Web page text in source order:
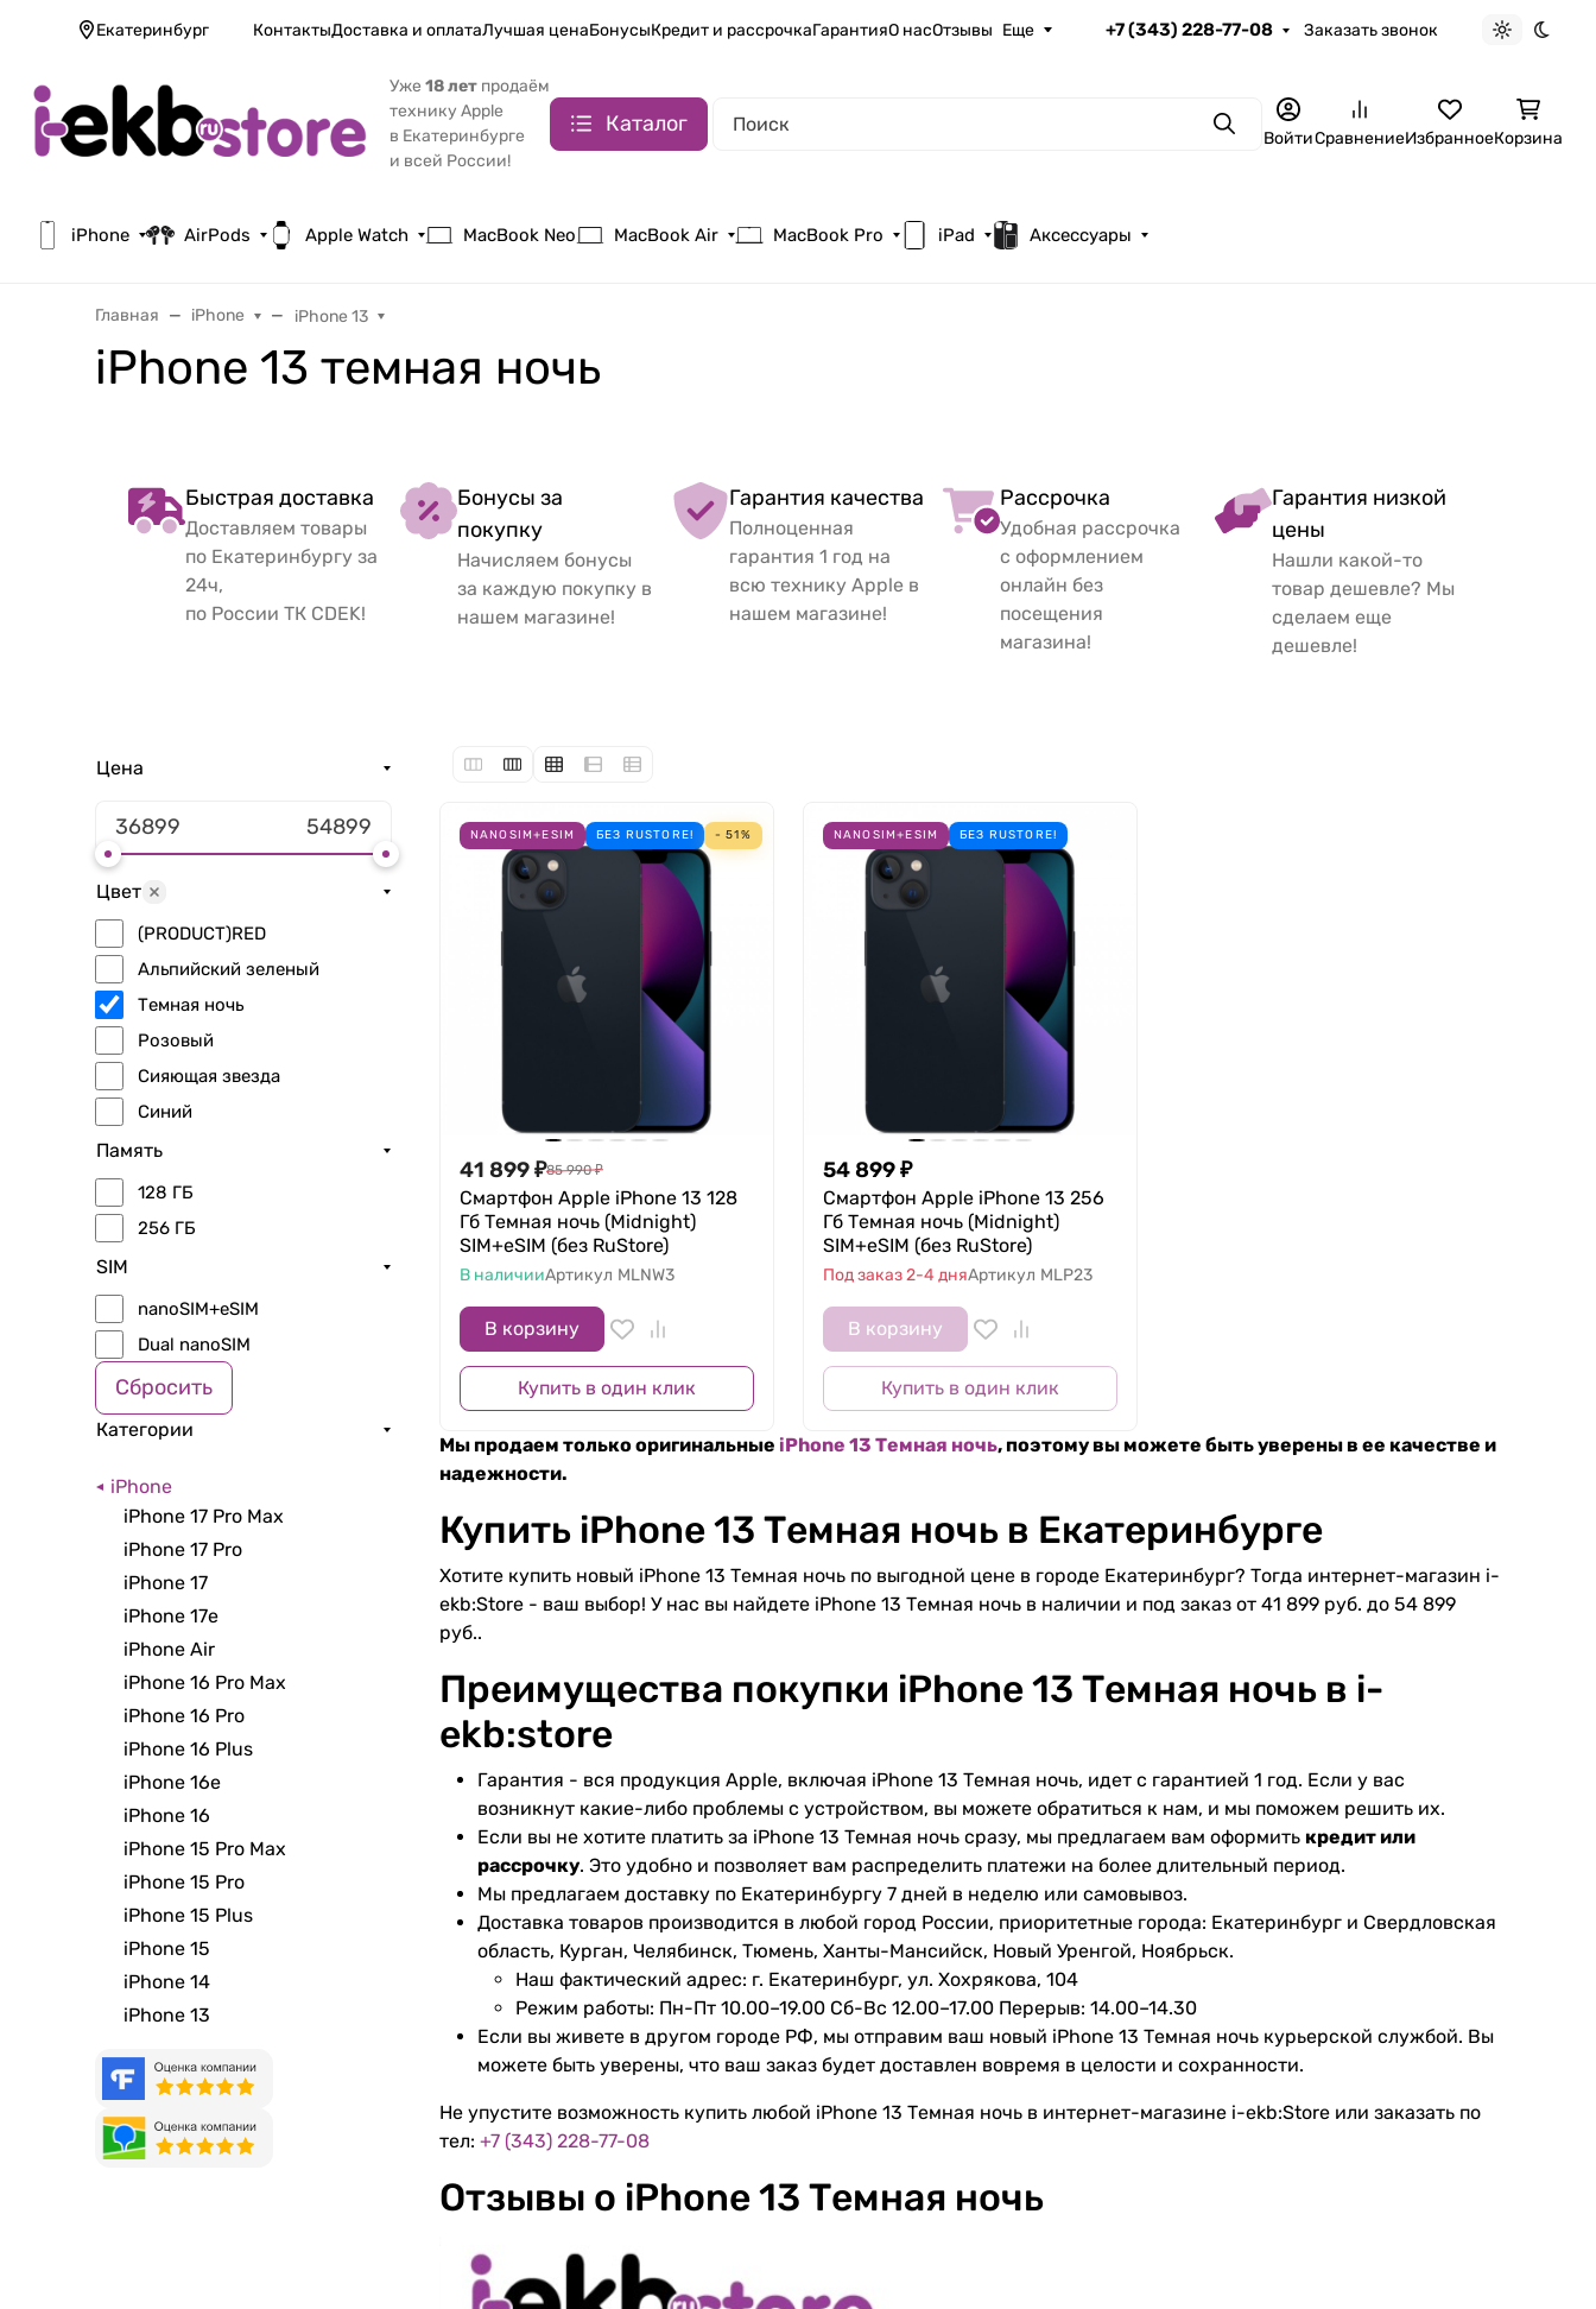
Екатеринбург КонтактыДоставка и оплатаЛучшая ценаБонусыКредит и рассрочкаГарантияО насОтзывы Еще +7 (343) 228-77-08 Заказать звонок
Светлая
Уже 18 лет продаём
технику Apple
в Екатеринбурге
и всей России!
Каталог ПоискВойтиСравнениеИзбранноеКорзина
iPhone AirPods Apple Watch MacBook Neo MacBook Air MacBook Pro iPad Аксессуары
Главная iPhone iPhone 13
iPhone 13 темная ночь
Быстрая доставка
Доставляем товары
по Екатеринбургу за
24ч,
по России ТК CDEK!
Бонусы за
покупку
Начисляем бонусы
за каждую покупку в
нашем магазине!
Гарантия качества
Полноценная
гарантия 1 год на
всю технику Apple в
нашем магазине!
Рассрочка
Удобная рассрочка
с оформлением
онлайн без
посещения
магазина!
Гарантия низкой
цены
Нашли какой-то
товар дешевле? Мы
сделаем еще
дешевле!
Цена
Цвет
(PRODUCT)RED
Альпийский зеленый
Темная ночь
Розовый
Сияющая звезда
Синий
Память
128 ГБ
256 ГБ
SIM
nanoSIM+eSIM
Dual nanoSIM
Сбросить
Категории
iPhone
iPhone 17 Pro Max
iPhone 17 Pro
iPhone 17
iPhone 17e
iPhone Air
iPhone 16 Pro Max
iPhone 16 Pro
iPhone 16 Plus
iPhone 16e
iPhone 16
iPhone 15 Pro Max
iPhone 15 Pro
iPhone 15 Plus
iPhone 15
iPhone 14
iPhone 13
NANOSIM+ESIM БЕЗ RUSTORE! - 51%
41 899₽85 990 ₽
Смартфон Apple iPhone 13 128
Гб Темная ночь (Midnight)
SIM+eSIM (без RuStore)
В наличииАртикул MLNW3
В корзину
Купить в один клик
NANOSIM+ESIM БЕЗ RUSTORE!
54 899₽
Смартфон Apple iPhone 13 256
Гб Темная ночь (Midnight)
SIM+eSIM (без RuStore)
Под заказ 2-4 дняАртикул MLP23
В корзину
Купить в один клик
Мы продаем только оригинальные iPhone 13 Темная ночь, поэтому вы можете быть уверены в ее качестве и
надежности.
Купить iPhone 13 Темная ночь в Екатеринбурге
Хотите купить новый iPhone 13 Темная ночь по выгодной цене в городе Екатеринбург? Тогда интернет-магазин i-
ekb:Store - ваш выбор! У нас вы найдете iPhone 13 Темная ночь в наличии и под заказ от 41 899 руб. до 54 899
руб..
Преимущества покупки iPhone 13 Темная ночь в i-
ekb:store
Гарантия - вся продукция Apple, включая iPhone 13 Темная ночь, идет с гарантией 1 год. Если у вас
возникнут какие-либо проблемы с устройством, вы можете обратиться к нам, и мы поможем решить их.
Если вы не хотите платить за iPhone 13 Темная ночь сразу, мы предлагаем вам оформить кредит или
рассрочку. Это удобно и позволяет вам распределить платежи на более длительный период.
Мы предлагаем доставку по Екатеринбургу 7 дней в неделю или самовывоз.
Доставка товаров производится в любой город России, приоритетные города: Екатеринбург и Свердловская
область, Курган, Челябинск, Тюмень, Ханты-Мансийск, Новый Уренгой, Ноябрьск.
Наш фактический адрес: г. Екатеринбург, ул. Хохрякова, 104
Режим работы: Пн-Пт 10.00–19.00 Сб-Вс 12.00–17.00 Перерыв: 14.00–14.30
Если вы живете в другом городе РФ, мы отправим ваш новый iPhone 13 Темная ночь курьерской службой. Вы
можете быть уверены, что ваш заказ будет доставлен вовремя в целости и сохранности.
Не упустите возможность купить любой iPhone 13 Темная ночь в интернет-магазине i-ekb:Store или заказать по
тел: +7 (343) 228-77-08
Отзывы о iPhone 13 Темная ночь